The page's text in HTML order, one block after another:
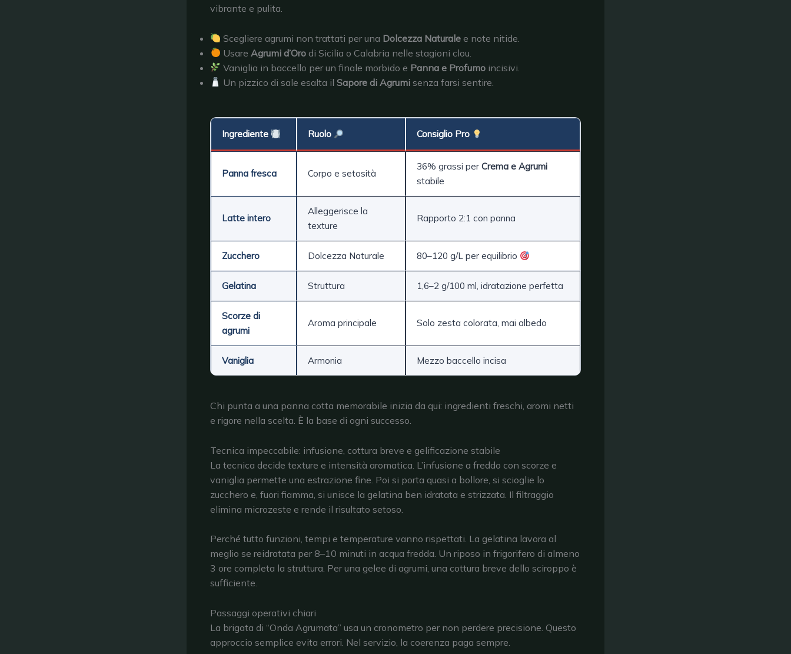
vibrante e pulita.
Scegliere agrumi non trattati per una Dolcezza Naturale e note nitide.
UsareAgrumi d’Oro di Sicilia o Calabria nelle stagioni clou.
Vaniglia in baccello per un finale morbido e Panna e Profumo incisivi.
Un pizzico di sale esalta ilSapore di Agrumi senza farsi sentire.
Ingrediente Ruolo Consiglio Pro
Panna fresca Corpo e setosità
36% grassi per Crema e Agrumi
stabile
Latte intero
Alleggerisce la
texture
Rapporto 2:1 con panna
Zucchero Dolcezza Naturale 80–120 g/L per equilibrio
Gelatina Struttura 1,6–2 g/100 ml, idratazione perfetta
Scorze di
agrumi
Aroma principale Solo zesta colorata, mai albedo
Vaniglia Armonia Mezzo baccello incisa
Chi punta a una panna cotta memorabile inizia da qui: ingredienti freschi, aromi netti
e rigore nella scelta. È la base di ogni successo.
Tecnica impeccabile: infusione, cottura breve e gelificazione stabile
La tecnica decide texture e intensità aromatica. L’infusione a freddo con scorze e
vaniglia permette una estrazione fine. Poi si porta quasi a bollore, si scioglie lo
zucchero e, fuori fiamma, si unisce la gelatina ben idratata e strizzata. Il filtraggio
elimina microzeste e rende il risultato setoso.
Perché tutto funzioni, tempi e temperature vanno rispettati. La gelatina lavora al
meglio se reidratata per 8–10 minuti in acqua fredda. Un riposo in frigorifero di almeno
3 ore completa la struttura. Per una gelee di agrumi, una cottura breve dello sciroppo è
sufficiente.
Passaggi operativi chiari
La brigata di “Onda Agrumata” usa un cronometro per non perdere precisione. Questo
approccio semplice evita errori. Nel servizio, la coerenza paga sempre.